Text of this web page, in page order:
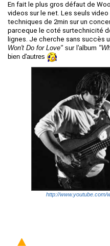
En fait le plus gros défaut de
videos sur le net. Les seuls
techniques de 2min sur un
parceque le coté surtechnicité
lignes. Je cherche sans succès
Won't Do for Love" sur l'album
bien d'autres
http://www.youtube.com/